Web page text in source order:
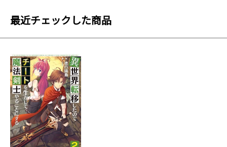
最近チェックした商品